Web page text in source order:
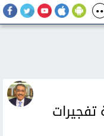
تفجيرات